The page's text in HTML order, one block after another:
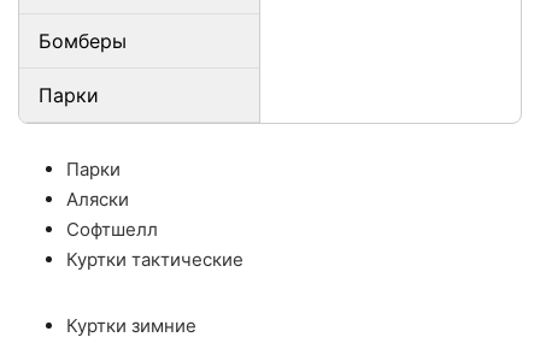
Бомберы
Парки
Парки
Аляски
Софтшелл
Куртки тактические
Куртки зимние